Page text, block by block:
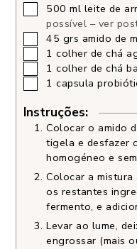
500 ml leite de
possível – ver
45 grs amido de
1 colher de chá
1 colher de chá
1 capsula
Instruções:
Colocar o amido
tigela e desfazer
homogéneo e
Colocar a
os restantes
fermento, e
Levar ao lume,
engrossar (mais